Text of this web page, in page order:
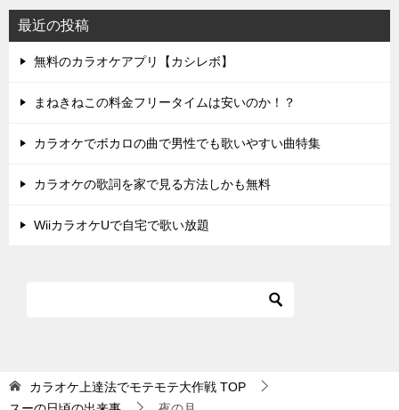
最近の投稿
無料のカラオケアプリ【カシレボ】
まねきねこの料金フリータイムは安いのか！？
カラオケでボカロの曲で男性でも歌いやすい曲特集
カラオケの歌詞を家で見る方法しかも無料
WiiカラオケUで自宅で歌い放題
カラオケ上達法でモテモテ大作戦 TOP